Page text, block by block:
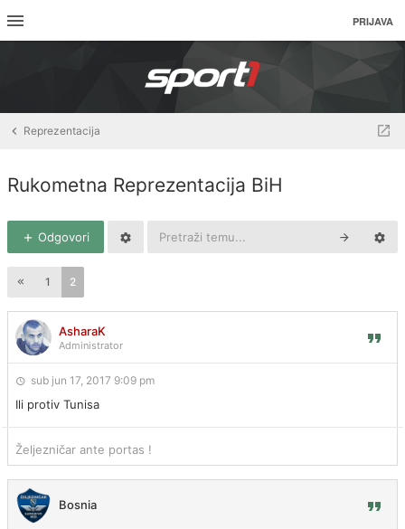
PRIJAVA
Reprezentacija
Rukometna Reprezentacija BiH
Odgovori
1 2
AsharaK
Administrator
sub jun 17, 2017 9:09 pm
Ili protiv Tunisa
Željezničar ante portas !
Bosnia